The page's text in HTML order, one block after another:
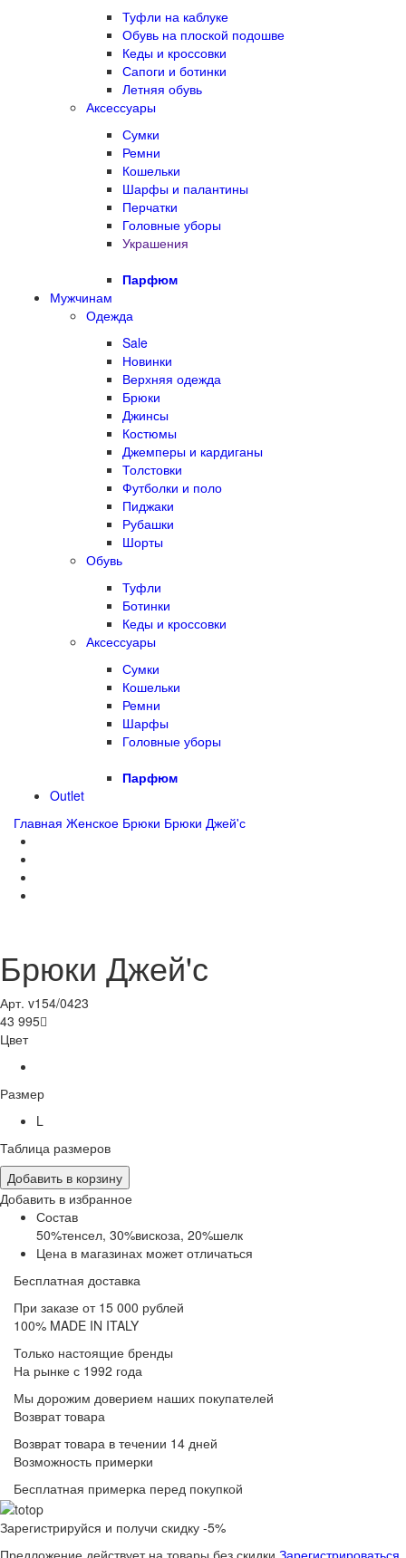
Туфли на каблуке
Обувь на плоской подошве
Кеды и кроссовки
Сапоги и ботинки
Летняя обувь
Аксессуары
Сумки
Ремни
Кошельки
Шарфы и палантины
Перчатки
Головные уборы
Украшения
Парфюм
Мужчинам
Одежда
Sale
Новинки
Верхняя одежда
Брюки
Джинсы
Костюмы
Джемперы и кардиганы
Толстовки
Футболки и поло
Пиджаки
Рубашки
Шорты
Обувь
Туфли
Ботинки
Кеды и кроссовки
Аксессуары
Сумки
Кошельки
Ремни
Шарфы
Головные уборы
Парфюм
Outlet
Главная Женское Брюки Брюки Джей'с
Брюки Джей'с
Арт. v154/0423
43 995
Цвет
Размер
L
Таблица размеров
Добавить в корзину
Добавить в избранное
Состав
50%тенсел, 30%вискоза, 20%шелк
Цена в магазинах может отличаться
Бесплатная доставка
При заказе от 15 000 рублей
100% MADE IN ITALY
Только настоящие бренды
На рынке с 1992 года
Мы дорожим доверием наших покупателей
Возврат товара
Возврат товара в течении 14 дней
Возможность примерки
Бесплатная примерка перед покупкой
Зарегистрируйся и получи скидку -5%
Предложение действует на товары без скидки Зарегистрироваться